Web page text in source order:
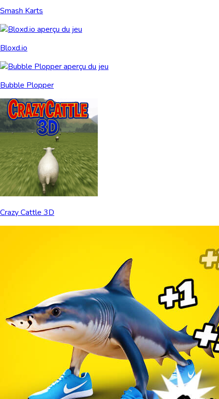
Smash Karts
Bloxd.io
Bubble Plopper
Crazy Cattle 3D